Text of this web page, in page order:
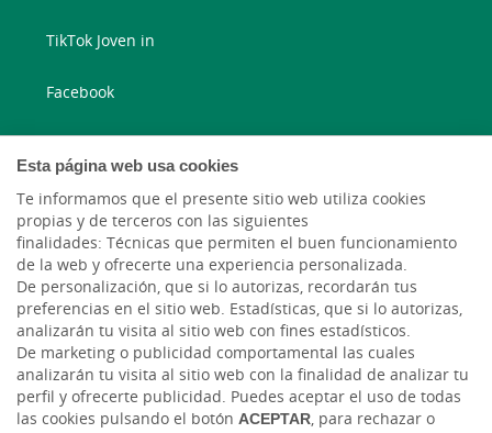
Esta página web usa cookies
Te informamos que el presente sitio web utiliza cookies
propias y de terceros con las siguientes
finalidades: Técnicas que permiten el buen funcionamiento
de la web y ofrecerte una experiencia personalizada.
De personalización, que si lo autorizas, recordarán tus
preferencias en el sitio web. Estadísticas, que si lo autorizas,
analizarán tu visita al sitio web con fines estadísticos.
De marketing o publicidad comportamental las cuales
analizarán tu visita al sitio web con la finalidad de analizar tu
perfil y ofrecerte publicidad. Puedes aceptar el uso de todas
las cookies pulsando el botón ACEPTAR, para rechazar o
TikTok Joven in
Facebook
Instagram
X
LinkedIn
YouTube